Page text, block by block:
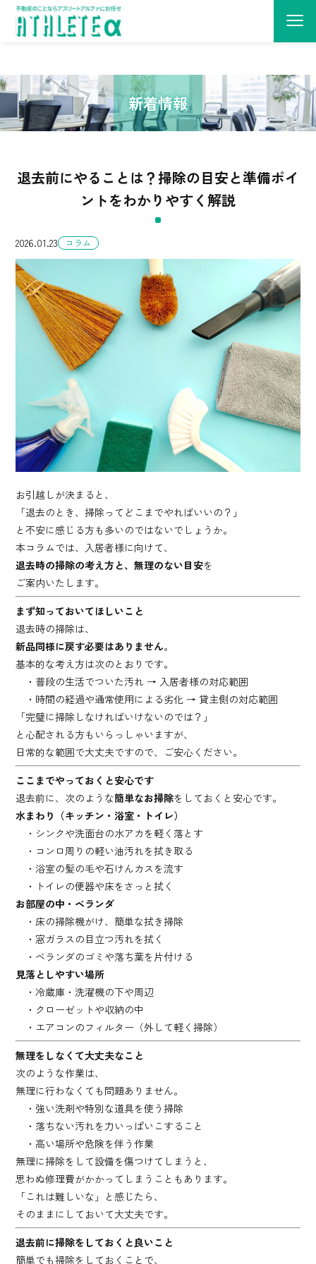
建物管理・原状回復・リノベーション・売買仲介に関するコラムや、当社か
らのお知らせを発信しています。
新着情報
退去前にやることは？掃除の目安と準備ポイ
ントをわかりやすく解説
2026.01.23 コラム
お引越しが決まると、
「退去のとき、掃除ってどこまでやればいいの？」
と不安に感じる方も多いのではないでしょうか。
本コラムでは、入居者様に向けて、
退去時の掃除の考え方と、無理のない目安を
ご案内いたします。
まず知っておいてほしいこと
退去時の掃除は、
新品同様に戻す必要はありません。
基本的な考え方は次のとおりです。
・普段の生活でついた汚れ → 入居者様の対応範囲
・時間の経過や通常使用による劣化 → 貸主側の対応範囲
「完璧に掃除しなければいけないのでは？」
と心配される方もいらっしゃいますが、
日常的な範囲で大丈夫ですので、ご安心ください。
ここまでやっておくと安心です
退去前に、次のような簡単なお掃除をしておくと安心です。
水まわり（キッチン・浴室・トイレ）
・シンクや洗面台の水アカを軽く落とす
・コンロ周りの軽い油汚れを拭き取る
・浴室の髪の毛や石けんカスを流す
・トイレの便器や床をさっと拭く
お部屋の中・ベランダ
・床の掃除機がけ、簡単な拭き掃除
・窓ガラスの目立つ汚れを拭く
・ベランダのゴミや落ち葉を片付ける
見落としやすい場所
・冷蔵庫・洗濯機の下や周辺
・クローゼットや収納の中
・エアコンのフィルター（外して軽く掃除）
無理をしなくて大丈夫なこと
次のような作業は、
無理に行わなくても問題ありません。
・強い洗剤や特別な道具を使う掃除
・落ちない汚れを力いっぱいこすること
・高い場所や危険を伴う作業
無理に掃除をして設備を傷つけてしまうと、
思わぬ修理費がかかってしまうこともあります。
「これは難しいな」と感じたら、
そのままにしておいて大丈夫です。
退去前に掃除をしておくと良いこと
簡単でも掃除をしておくことで、